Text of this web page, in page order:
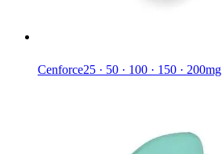
Cenforce25 · 50 · 100 · 150 · 200mg